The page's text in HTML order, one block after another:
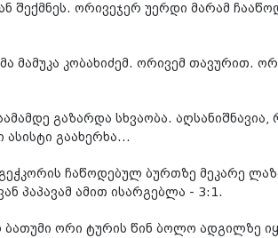
შექმნეს. ორივეჯერ უერდი მარამ
მამუკა კობახიძემ. ორივემ თავურით.
გაზარდა სხვაობა. აღსანიშნავია,
გაახერხა...
ჩაწოდებულ ბურთზე მეკარე
პაპავამ ამით ისარგებლა - 3:1.
ორი ტურის წინ ბოლო ადგილზე